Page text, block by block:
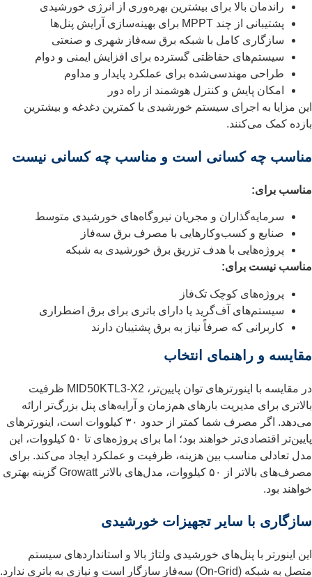
راندمان بالا برای بیشترین بهره‌وری از انرژی خورشیدی
پشتیبانی از چند MPPT برای بهینه‌سازی آرایش پنل‌ها
سازگاری کامل با شبکه برق سه‌فاز شهری و صنعتی
سیستم‌های حفاظتی گسترده برای افزایش ایمنی و دوام
طراحی مهندسی‌شده برای عملکرد پایدار و مداوم
امکان پایش و کنترل هوشمند از راه دور
این مزایا به اجرای سیستم خورشیدی با کمترین دغدغه و بیشترین
بازده کمک می‌کنند.
مناسب چه کسانی است و مناسب چه کسانی نیست
مناسب برای:
سرمایه‌گذاران و مجریان نیروگاه‌های خورشیدی متوسط
صنایع و کسب‌وکارهایی با مصرف برق سه‌فاز
پروژه‌هایی با هدف تزریق برق خورشیدی به شبکه
مناسب نیست برای:
پروژه‌های کوچک تک‌فاز
سیستم‌های آف‌گرید یا دارای باتری برای برق اضطراری
کاربرانی که صرفاً نیاز به برق پشتیبان دارند
مقایسه و راهنمای انتخاب
در مقایسه با اینورترهای توان پایین‌تر، MID50KTL3-X2 ظرفیت
بالاتری برای مدیریت بارهای هم‌زمان و آرایه‌های پنل بزرگ‌تر ارائه
می‌دهد. اگر مصرف شما کمتر از حدود ۳۰ کیلووات است، اینورترهای
پایین‌تر اقتصادی‌تر خواهند بود؛ اما برای پروژه‌های تا ۵۰ کیلووات، این
مدل تعادلی مناسب بین هزینه، ظرفیت و عملکرد ایجاد می‌کند. برای
مصرف‌های بالاتر از ۵۰ کیلووات، مدل‌های بالاتر Growatt گزینه بهتری
خواهند بود.
سازگاری با سایر تجهیزات خورشیدی
این اینورتر با پنل‌های خورشیدی ولتاژ بالا و استانداردهای سیستم
متصل به شبکه (On-Grid) سه‌فاز سازگار است و نیازی به باتری ندارد.